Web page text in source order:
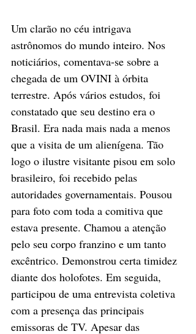
Um clarão no céu intrigava
astrônomos do mundo inteiro. Nos
noticiários, comentava-se sobre a
chegada de um OVINI à órbita
terrestre. Após vários estudos, foi
constatado que seu destino era o
Brasil. Era nada mais nada a menos
que a visita de um alienígena. Tão
logo o ilustre visitante pisou em solo
brasileiro, foi recebido pelas
autoridades governamentais. Pousou
para foto com toda a comitiva que
estava presente. Chamou a atenção
pelo seu corpo franzino e um tanto
excêntrico. Demonstrou certa timidez
diante dos holofotes. Em seguida,
participou de uma entrevista coletiva
com a presença das principais
emissoras de TV. Apesar das